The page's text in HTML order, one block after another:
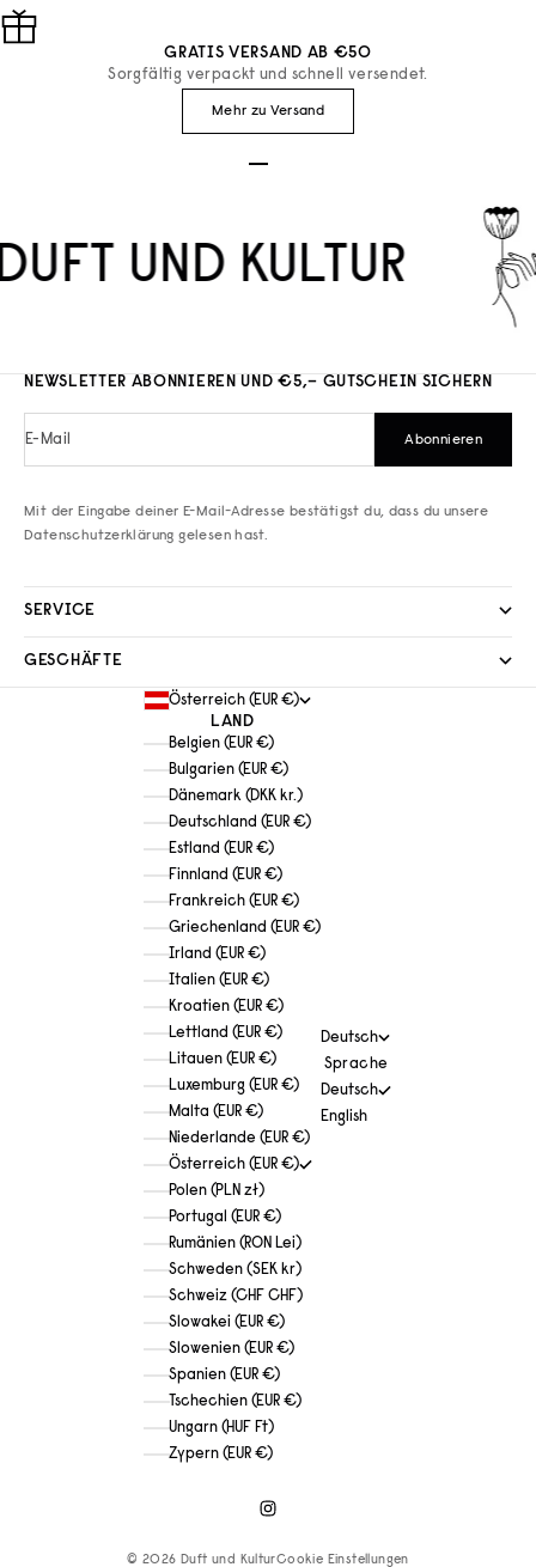
GRATIS VERSAND AB €50
Sorgfältig verpackt und schnell versendet.
Mehr zu Versand
UND KULTUR
NEWSLETTER ABONNIEREN UND €5,– GUTSCHEIN SICHERN
E-Mail Abonnieren
Mit der Eingabe deiner E-Mail-Adresse bestätigst du, dass du unsere
Datenschutzerklärung gelesen hast.
SERVICE
GESCHÄFTE
Österreich (EUR €)
LAND
Belgien (EUR €)
Bulgarien (EUR €)
Dänemark (DKK kr.)
Deutschland (EUR €)
Estland (EUR €)
Finnland (EUR €)
Frankreich (EUR €)
Griechenland (EUR €)
Irland (EUR €)
Italien (EUR €)
Kroatien (EUR €)
Lettland (EUR €)
Litauen (EUR €)
Luxemburg (EUR €)
Malta (EUR €)
Niederlande (EUR €)
Österreich (EUR €)
Polen (PLN zł)
Portugal (EUR €)
Rumänien (RON Lei)
Schweden (SEK kr)
Schweiz (CHF CHF)
Slowakei (EUR €)
Slowenien (EUR €)
Spanien (EUR €)
Tschechien (EUR €)
Ungarn (HUF Ft)
Zypern (EUR €)
Deutsch
Sprache
Deutsch
English
© 2026 Duft und KulturCookie Einstellungen